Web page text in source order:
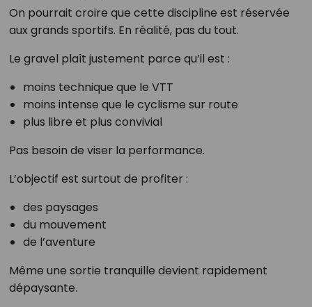
On pourrait croire que cette discipline est réservée
aux grands sportifs. En réalité, pas du tout.
Le gravel plaît justement parce qu’il est :
moins technique que le VTT
moins intense que le cyclisme sur route
plus libre et plus convivial
Pas besoin de viser la performance.
L’objectif est surtout de profiter :
des paysages
du mouvement
de l’aventure
Même une sortie tranquille devient rapidement
dépaysante.